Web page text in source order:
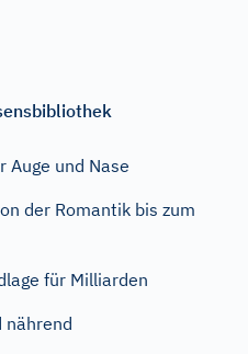
Auge und Nase
der Romantik bis zum
für Milliarden
nährend